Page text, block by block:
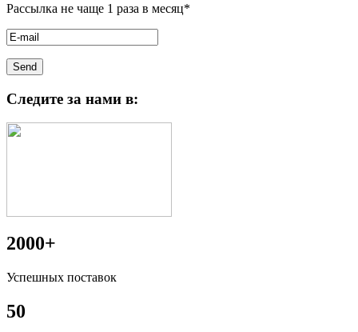
Рассылка не чаще 1 раза в месяц*
Следите за нами в:
2000+
Успешных поставок
50